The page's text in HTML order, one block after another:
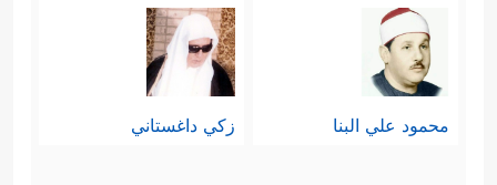
محمود علي البنا زكي داغستاني